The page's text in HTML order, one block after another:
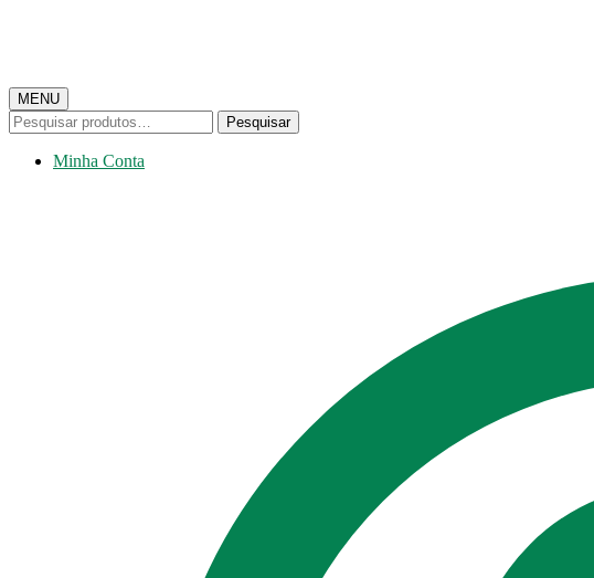
MENU
Pesquisar
por:
Pesquisar
Minha Conta